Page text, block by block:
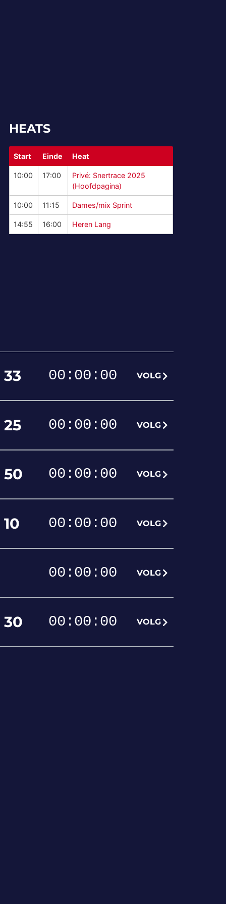
HEATS
Start Einde Heat
10:00 17:00
Privé: Snertrace 2025
(Hoofdpagina)
10:00 11:15 Dames/mix Sprint
14:55 16:00 Heren Lang
33 00 : 00 : 00 VOLG
25 00 : 00 : 00 VOLG
50 00 : 00 : 00 VOLG
10 00 : 00 : 00 VOLG
00 : 00 : 00 VOLG
30 00 : 00 : 00 VOLG